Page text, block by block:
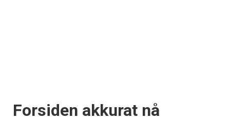
Forsiden akkurat nå